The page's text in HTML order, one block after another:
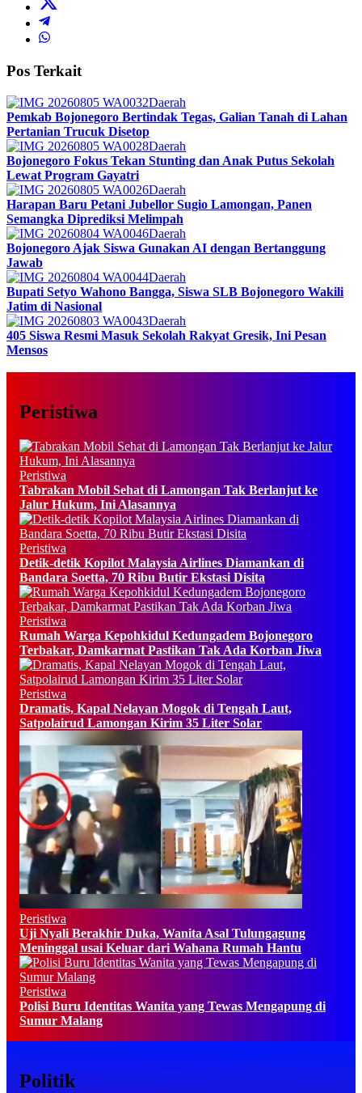
Pos Terkait
Daerah
Pemkab Bojonegoro Bertindak Tegas, Galian Tanah di Lahan
Pertanian Trucuk Disetop
Daerah
Bojonegoro Fokus Tekan Stunting dan Anak Putus Sekolah
Lewat Program Gayatri
Daerah
Harapan Baru Petani Jubellor Sugio Lamongan, Panen
Semangka Diprediksi Melimpah
Daerah
Bojonegoro Ajak Siswa Gunakan AI dengan Bertanggung
Jawab
Daerah
Bupati Setyo Wahono Bangga, Siswa SLB Bojonegoro Wakili
Jatim di Nasional
Daerah
405 Siswa Resmi Masuk Sekolah Rakyat Gresik, Ini Pesan
Mensos
Peristiwa
Peristiwa
Tabrakan Mobil Sehat di Lamongan Tak Berlanjut ke
Jalur Hukum, Ini Alasannya
Peristiwa
Detik-detik Kopilot Malaysia Airlines Diamankan di
Bandara Soetta, 70 Ribu Butir Ekstasi Disita
Peristiwa
Rumah Warga Kepohkidul Kedungadem Bojonegoro
Terbakar, Damkarmat Pastikan Tak Ada Korban Jiwa
Peristiwa
Dramatis, Kapal Nelayan Mogok di Tengah Laut,
Satpolairud Lamongan Kirim 35 Liter Solar
Peristiwa
Uji Nyali Berakhir Duka, Wanita Asal Tulungagung
Meninggal usai Keluar dari Wahana Rumah Hantu
Peristiwa
Polisi Buru Identitas Wanita yang Tewas Mengapung di
Sumur Malang
Politik